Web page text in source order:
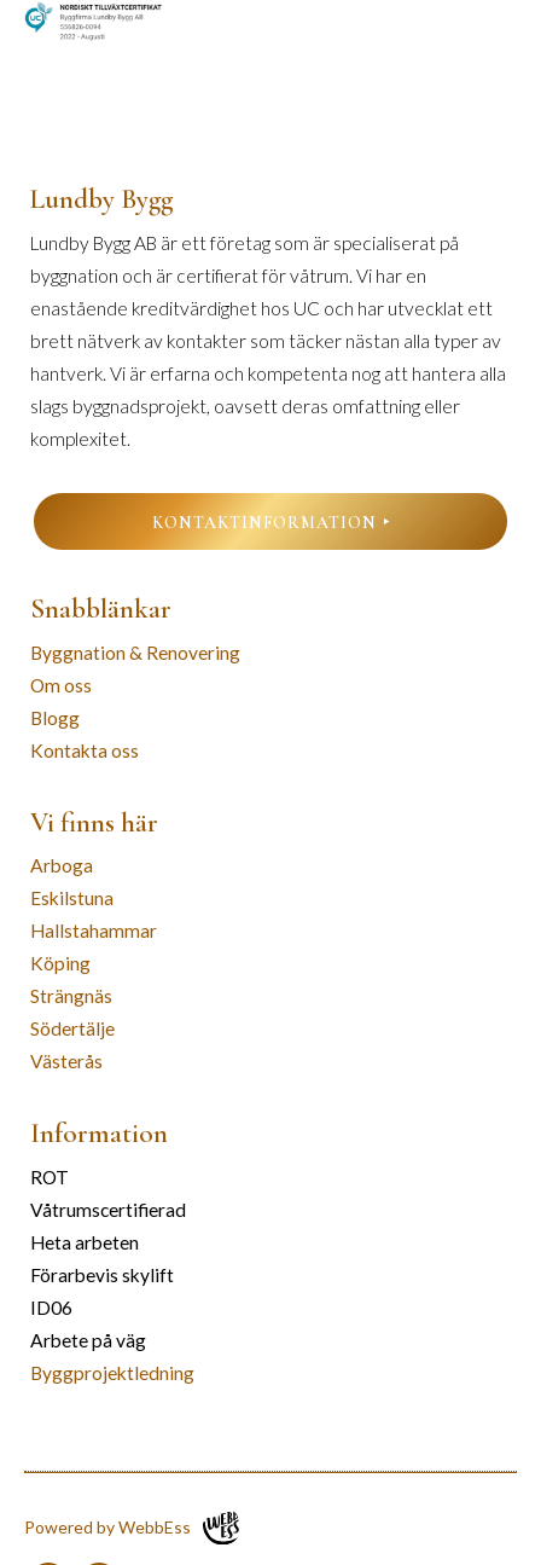
Lundby Bygg
Lundby Bygg AB är ett företag som är specialiserat på
byggnation och är certifierat för våtrum. Vi har en
enastående kreditvärdighet hos UC och har utvecklat ett
brett nätverk av kontakter som täcker nästan alla typer av
hantverk. Vi är erfarna och kompetenta nog att hantera alla
slags byggnadsprojekt, oavsett deras omfattning eller
komplexitet.
KONTAKTINFORMATION
Snabblänkar
Byggnation & Renovering
Om oss
Blogg
Kontakta oss
Vi finns här
Arboga
Eskilstuna
Hallstahammar
Köping
Strängnäs
Södertälje
Västerås
Information
ROT
Våtrumscertifierad
Heta arbeten
Förarbevis skylift
ID06
Arbete på väg
Byggprojektledning
Powered by WebbEss